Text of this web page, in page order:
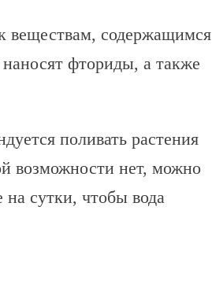
веществам, содержащимся
фториды, а также
поливать растения
возможности нет, можно
на сутки, чтобы вода